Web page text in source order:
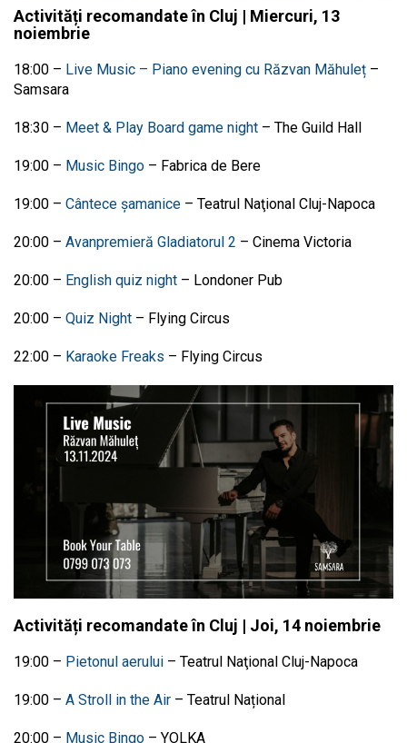
Activități recomandate în Cluj | Miercuri, 13
noiembrie
18:00 – Live Music – Piano evening cu Răzvan Măhuleț –
Samsara
18:30 – Meet & Play Board game night – The Guild Hall
19:00 – Music Bingo – Fabrica de Bere
19:00 – Cântece șamanice – Teatrul Naţional Cluj-Napoca
20:00 – Avanpremieră Gladiatorul 2 – Cinema Victoria
20:00 – English quiz night – Londoner Pub
20:00 – Quiz Night – Flying Circus
22:00 – Karaoke Freaks – Flying Circus
Activități recomandate în Cluj | Joi, 14 noiembrie
19:00 – Pietonul aerului – Teatrul Naţional Cluj-Napoca
19:00 – A Stroll in the Air – Teatrul Național
20:00 – Music Bingo – YOLKA